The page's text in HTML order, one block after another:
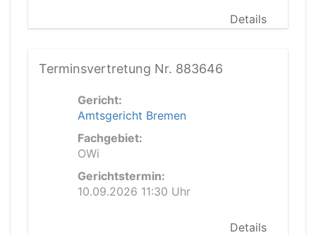
Details
Terminsvertretung Nr. 883646
Gericht:
Amtsgericht Bremen
Fachgebiet:
OWi
Gerichtstermin:
10.09.2026 11:30 Uhr
Details